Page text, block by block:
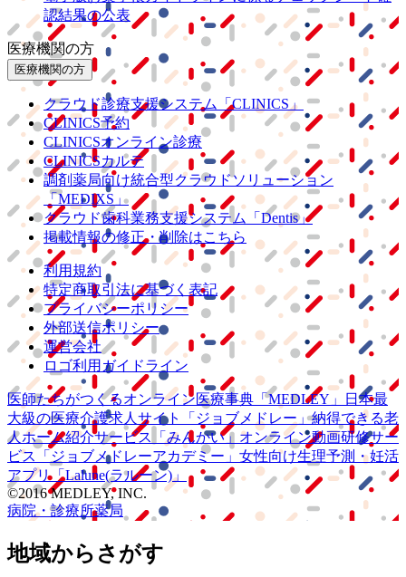
認結果の公表
医療機関の方
医療機関の方
クラウド診療支援システム
「CLINICS」
CLINICS予約
CLINICSオンライン診療
CLINICSカルテ
調剤薬局向け統合型クラウドソリューション
「MEDIXS」
クラウド歯科業務支援システム
「Dentis」
掲載情報の修正・削除はこちら
利用規約
特定商取引法に基づく表記
プライバシーポリシー
外部送信ポリシー
運営会社
ロゴ利用ガイドライン
医師たちがつくるオンライン医療事典 「MEDLEY」
日本最
大級の医療介護求人サイト 「ジョブメドレー」納得できる老
人ホーム紹介サービス
「みんかい」 オンライン動画研修サー
ビス
「ジョブメドレーアカデミー」 女性向け生理予測・妊活
アプリ「Lalune(ラルーン)」
©2016 MEDLEY, INC.
病院・診療所薬局
地域からさがす